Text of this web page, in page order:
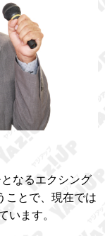
なるエクシング
ことで、現在では
います。